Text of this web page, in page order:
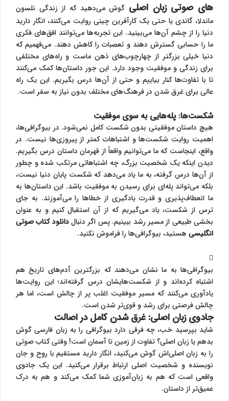
های صوتی زبان اصلی گوش می‌دهید که از زندگی نلسون
ماندلا، گاندی یا حتی یک کارآفرین چینی روایت می‌کنند، انگار دارید
دنیا را از چشم آن‌ها می‌بینید. این تجربه‌ها می‌توانند افق‌های فکری
ما را حسابی گسترش دهند و تعصبات را کاهش دهند. می‌فهمیم که
دنیا خیلی بزرگتر از چهارچوب‌های ذهن ماست و راه‌های مختلفی
برای زندگی و موفقیت وجود دارد. این جور داستان‌ها کمک می‌کنند
تا با تفاوت‌ها کنار بیاییم و حتی از آن‌ها درس بگیریم. این یک راه
عالی برای غرق شدن در فرهنگ‌های مختلف بدون نیاز به سفر است.
شکست‌ها: پله‌هایی به سوی موفقیت
هیچ داستان موفقیتی بدون شکست کامل نمی‌شود. در بیوگرافی‌ها،
اهمیت روایت شکست‌ها و اشتباهات کمتر از پیروزی‌ها نیست. در
واقع، اینجاست که ما می‌توانیم واقعاً از قهرمان داستان درس بگیریم.
دیدن اینکه یک شخصیت بزرگ، چه اشتباهاتی مرتکب شده و چطور
از آن‌ها درس گرفته، به ما یاد می‌دهد که شکست پایان دنیا نیست،
بلکه می‌تواند پله‌ای برای رسیدن به موفقیت باشد. این داستان‌ها به
ما انعطاف‌پذیری و قدرت یادگیری از خطاها را می‌آموزند. به جای
ترس از شکست، یاد می‌گیریم که از آن استقبال کنیم و به عنوان
بخشی طبیعی از مسیر رشد ببینیم. پس اگر دنبالدانلود کتاب صوتی
انگلیسی هستید، بیوگرافی‌ها را فراموش نکنید.
بیوگرافی‌ها به ما نشان می‌دهند که بزرگترین آدم‌های تاریخ هم
اشتباه کرده‌اند و از شکست‌هایشان درس گرفته‌اند؛ این روایت‌ها
یادآوری می‌کنند که مسیر موفقیت اغلب پر از چالش است، اما هر
چالش فرصتی برای رشد و قوی‌تر شدن است.
جادوی زبان اصلی: غرق شدن کامل در اصالت
شاید بپرسید خب، چه فرقی دارد بیوگرافی را به زبان فارسی گوش
بدهم یا زبان اصلی؟ تفاوت از زمین تا آسمان است! وقتی کتاب صوتی
را به زبان اصلی‌اش گوش می‌کنید، انگار دارید مستقیم با روح و جان
نویسنده و شخصیت اصلی ارتباط برقرار می‌کنید. این یک جادوی
واقعی است که هم به زبان‌آموزی شما کمک می‌کند و هم به درک
عمیق‌تر از داستان.